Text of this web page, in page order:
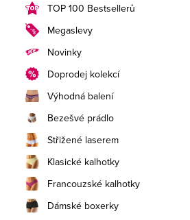
TOP 100 Bestsellerů
Megaslevy
Novinky
Doprodej kolekcí
Výhodná balení
Bezešvé prádlo
Střižené laserem
Klasické kalhotky
Francouzské kalhotky
Dámské boxerky